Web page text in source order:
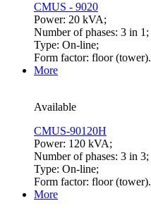
CMUS - 9020
Power: 20 kVA;
Number of phases: 3 in 1;
Type: On-line;
Form factor: floor (tower).
More
Available
CMUS-90120H
Power: 120 kVA;
Number of phases: 3 in 3;
Type: On-line;
Form factor: floor (tower).
More